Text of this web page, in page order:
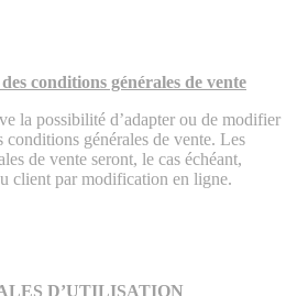
conditions générales de vente
la possibilité d’adapter ou de modifier
conditions générales de vente. Les
de vente seront, le cas échéant,
client par modification en ligne.
D’UTILISATION